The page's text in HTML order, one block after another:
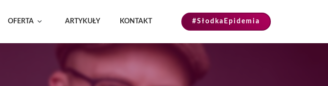
OFERTA ARTYKUŁY KONTAKT #SłodkaEpidemia